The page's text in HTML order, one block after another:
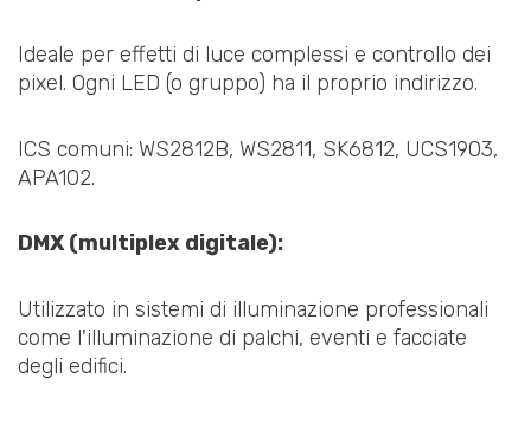
Ideale per effetti di luce complessi e controllo dei
pixel. Ogni LED (o gruppo) ha il proprio indirizzo.
ICS comuni: WS2812B, WS2811, SK6812, UCS1903,
APA102.
DMX (multiplex digitale):
Utilizzato in sistemi di illuminazione professionali
come l'illuminazione di palchi, eventi e facciate
degli edifici.